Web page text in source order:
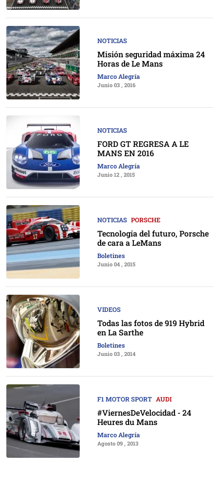
NOTICIAS
Misión seguridad máxima 24
Horas de Le Mans
Marco Alegría
Junio 03 , 2016
NOTICIAS
FORD GT REGRESA A LE
MANS EN 2016
Marco Alegría
Junio 12 , 2015
NOTICIAS PORSCHE
Tecnología del futuro, Porsche
de cara a LeMans
Boletines
Junio 04 , 2015
VIDEOS
Todas las fotos de 919 Hybrid
en La Sarthe
Boletines
Junio 03 , 2014
F1 MOTOR SPORT AUDI
#ViernesDeVelocidad - 24
Heures du Mans
Marco Alegría
Agosto 09 , 2013